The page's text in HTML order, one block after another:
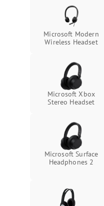
Microsoft Modern
Wireless Headset
Microsoft Xbox
Stereo Headset
Microsoft Surface
Headphones 2